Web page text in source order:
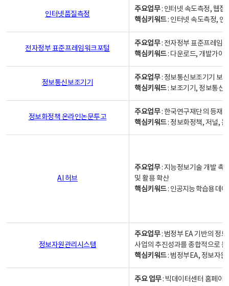
인터넷품질측정
주요업무: 인터넷 속도측정, 웹접
핵심키워드: 인터넷 속도측정, 인
전자정부 표준프레임워크포털
주요업무: 전자정부 표준프레임
핵심키워드: 다운로드, 개발가이
정보통신보조기기
주요업무: 정보통신보조기기 보
핵심키워드: 보조기기, 정보통신
정보화정책 온라인논문투고
주요업무: 한국연구재단의 등재
핵심키워드: 정보화정책, 저널,
AI 허브
주요업무: 지능정보기술 개발 촉
및 활용 확산
핵심키워드: 인공지능 학습용 데
정보자원관리시스템
주요업무: 범정부 EA 기반의 정
사업의 추진성과를 종합적으로
핵심키워드: 범정부EA, 정보자
주요 업무: 빅데이터센터 홈페이